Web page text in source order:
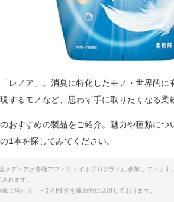
レノア」。消臭に特化したモノ・世界的
するモノなど、思わず手に取りたくなる柔
おすすめの製品をご紹介。魅力や種類に
1本を探してみてください。
ディアは各種アフィリエイトプログラムに参加しています
れます。
に当たり、一部AI技術を補助的に活用しております。